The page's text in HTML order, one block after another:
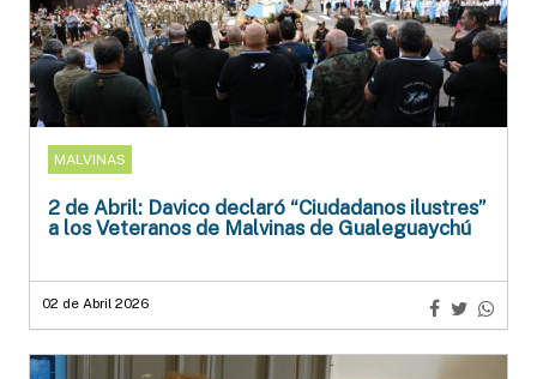
MALVINAS
2 de Abril: Davico declaró “Ciudadanos ilustres”
a los Veteranos de Malvinas de Gualeguaychú
02 de Abril 2026